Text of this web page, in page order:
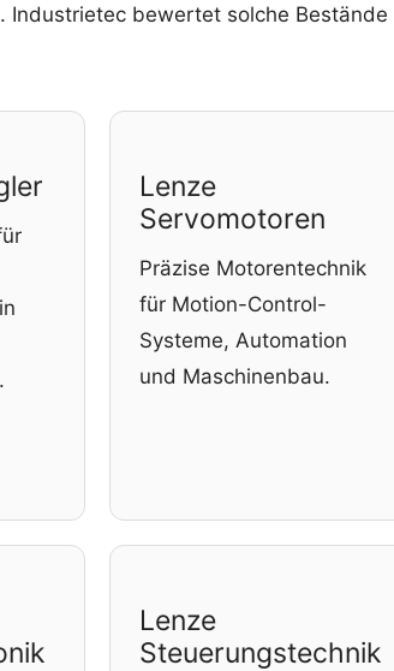
Industrietec bewertet solche
Lenze
Servomotoren
Präzise Motorentechnik
für Motion-Control-
Systeme, Automation
und Maschinenbau.
Lenze
Steuerungstechnik